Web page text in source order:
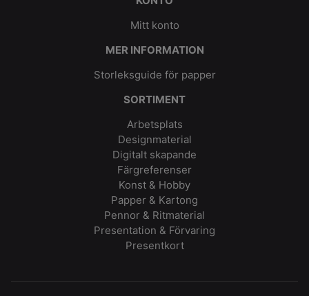
Mitt konto
MER INFORMATION
Storleksguide för papper
SORTIMENT
Arbetsplats
Designmaterial
Digitalt skapande
Färgreferenser
Konst & Hobby
Papper & Kartong
Pennor & Ritmaterial
Presentation & Förvaring
Presentkort